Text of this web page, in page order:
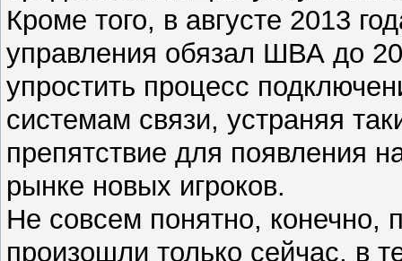
Кроме того, в августе 2013
управления обязал ШВА до
упростить процесс
системам связи, устраняя
препятствие для появления
рынке новых игроков.
Не совсем понятно, конечно,
произошли только сейчас, в